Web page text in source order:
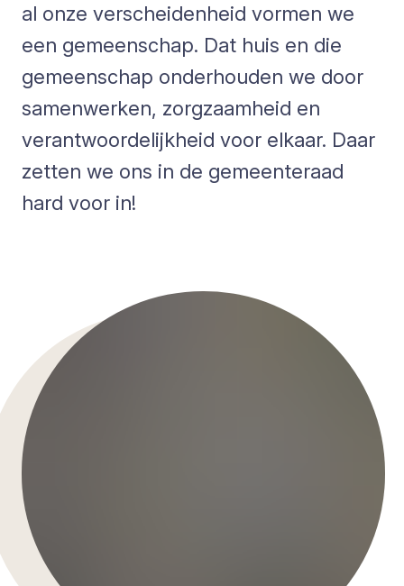
al onze verscheidenheid vormen we
een gemeenschap. Dat huis en die
gemeenschap onderhouden we door
samenwerken, zorgzaamheid en
verantwoordelijkheid voor elkaar. Daar
zetten we ons in de gemeenteraad
hard voor in!